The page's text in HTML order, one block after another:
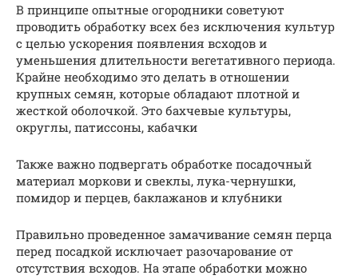
В принципе опытные огородники советуют
проводить обработку всех без исключения культур
с целью ускорения появления всходов и
уменьшения длительности вегетативного периода.
Крайне необходимо это делать в отношении
крупных семян, которые обладают плотной и
жесткой оболочкой. Это бахчевые культуры,
округлы, патиссоны, кабачки
Также важно подвергать обработке посадочный
материал моркови и свеклы, лука-чернушки,
помидор и перцев, баклажанов и клубники
Правильно проведенное замачивание семян перца
перед посадкой исключает разочарование от
отсутствия всходов. На этапе обработки можно